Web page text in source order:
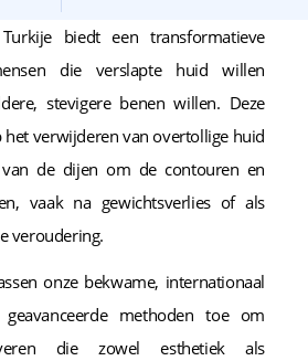
biedt een transformatieve
die verslapte huid willen
stevigere benen willen. Deze
het verwijderen van overtollige huid
de dijen om de contouren en
vaak na gewichtsverlies of als
veroudering.
onze bekwame, internationaal
methoden toe om
die zowel esthetiek als